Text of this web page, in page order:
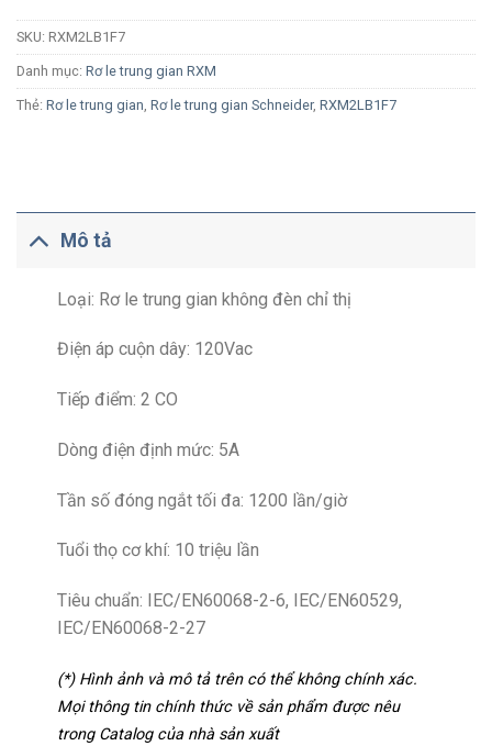
SKU: RXM2LB1F7
Danh mục: Rơ le trung gian RXM
Thẻ: Rơ le trung gian Rơ le trung gian Schneider, RXM2LB1F7
Mô tả
Loại: Rơ le trung gian không đèn chỉ thị
Điện áp cuộn dây: 120Vac
Tiếp điểm: 2 CO
Dòng điện định mức: 5A
Tần số đóng ngắt tối đa: 1200 lần/giờ
Tuổi thọ cơ khí: 10 triệu lần
Tiêu chuẩn: IEC/EN60068-2-6, IEC/EN60529,
IEC/EN60068-2-27
(*) Hình ảnh và mô tả trên có thể không chính xác.
Mọi thông tin chính thức về sản phẩm được nêu
trong Catalog của nhà sản xuất